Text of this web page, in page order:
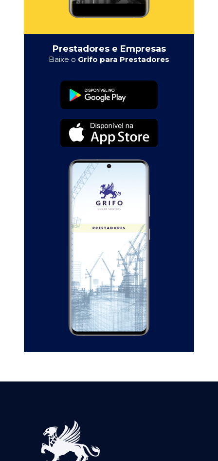
Prestadores e Empresas
Baixe o Grifo para Prestadores